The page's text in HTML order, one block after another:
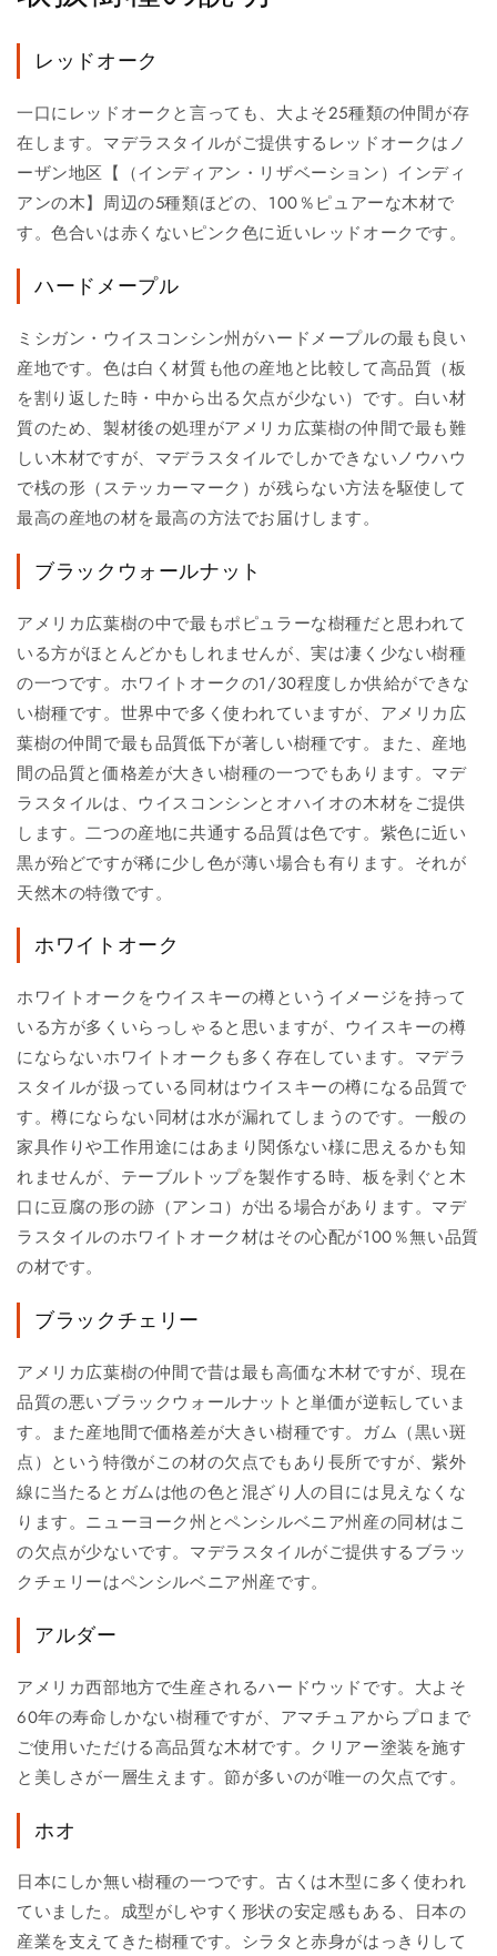
レッドオーク
一口にレッドオークと言っても、大よそ25種類の仲間が存
在します。マデラスタイルがご提供するレッドオークはノ
ーザン地区【（インディアン・リザベーション）インディ
アンの木】周辺の5種類ほどの、100％ピュアーな木材で
す。色合いは赤くないピンク色に近いレッドオークです。
ハードメープル
ミシガン・ウイスコンシン州がハードメープルの最も良い
産地です。色は白く材質も他の産地と比較して高品質（板
を割り返した時・中から出る欠点が少ない）です。白い材
質のため、製材後の処理がアメリカ広葉樹の仲間で最も難
しい木材ですが、マデラスタイルでしかできないノウハウ
で桟の形（ステッカーマーク）が残らない方法を駆使して
最高の産地の材を最高の方法でお届けします。
ブラックウォールナット
アメリカ広葉樹の中で最もポピュラーな樹種だと思われて
いる方がほとんどかもしれませんが、実は凄く少ない樹種
の一つです。ホワイトオークの1/30程度しか供給ができな
い樹種です。世界中で多く使われていますが、アメリカ広
葉樹の仲間で最も品質低下が著しい樹種です。また、産地
間の品質と価格差が大きい樹種の一つでもあります。マデ
ラスタイルは、ウイスコンシンとオハイオの木材をご提供
します。二つの産地に共通する品質は色です。紫色に近い
黒が殆どですが稀に少し色が薄い場合も有ります。それが
天然木の特徴です。
ホワイトオーク
ホワイトオークをウイスキーの樽というイメージを持って
いる方が多くいらっしゃると思いますが、ウイスキーの樽
にならないホワイトオークも多く存在しています。マデラ
スタイルが扱っている同材はウイスキーの樽になる品質で
す。樽にならない同材は水が漏れてしまうのです。一般の
家具作りや工作用途にはあまり関係ない様に思えるかも知
れませんが、テーブルトップを製作する時、板を剥ぐと木
口に豆腐の形の跡（アンコ）が出る場合があります。マデ
ラスタイルのホワイトオーク材はその心配が100％無い品質
の材です。
ブラックチェリー
アメリカ広葉樹の仲間で昔は最も高価な木材ですが、現在
品質の悪いブラックウォールナットと単価が逆転していま
す。また産地間で価格差が大きい樹種です。ガム（黒い斑
点）という特徴がこの材の欠点でもあり長所ですが、紫外
線に当たるとガムは他の色と混ざり人の目には見えなくな
ります。ニューヨーク州とペンシルベニア州産の同材はこ
の欠点が少ないです。マデラスタイルがご提供するブラッ
クチェリーはペンシルベニア州産です。
アルダー
アメリカ西部地方で生産されるハードウッドです。大よそ
60年の寿命しかない樹種ですが、アマチュアからプロまで
ご使用いただける高品質な木材です。クリアー塗装を施す
と美しさが一層生えます。節が多いのが唯一の欠点です。
ホオ
日本にしか無い樹種の一つです。古くは木型に多く使われ
ていました。成型がしやすく形状の安定感もある、日本の
産業を支えてきた樹種です。シラタと赤身がはっきりして